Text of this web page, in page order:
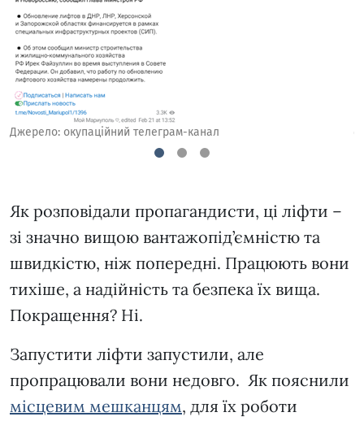
Джерело: окупаційний телеграм-канал
Як розповідали пропагандисти, ці ліфти –
зі значно вищою вантажопід’ємністю та
швидкістю, ніж попередні. Працюють вони
тихіше, а надійність та безпека їх вища.
Покращення? Ні.
Запустити ліфти запустили, але
пропрацювали вони недовго. Як пояснили
місцевим мешканцям, для їх роботи